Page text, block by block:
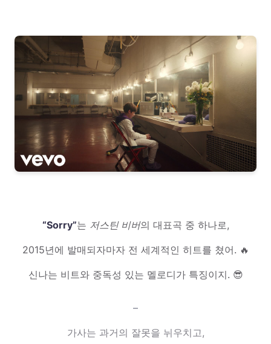
“Sorry”는 저스틴 비버의 대표곡 중 하나로,
2015년에 발매되자마자 전 세계적인 히트를 쳤어. 🔥
신나는 비트와 중독성 있는 멜로디가 특징이지. 😎
–
가사는 과거의 잘못을 뉘우치고,